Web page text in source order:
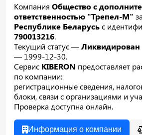
Компания Общество с
ответственностью "Трепел-М"
Республике Беларусьс
790013216.
Текущий статус —Ликвидирован
— 1999-12-30.
Сервис KIBERON предоставляет
по компании:
регистрационные сведения,
блоки, связи с организациями и
Проверка доступна онлайн.
Информация о компании